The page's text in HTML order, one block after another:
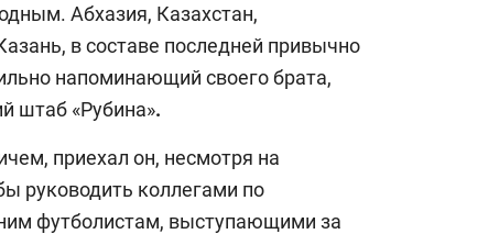
Абхазия, Казахстан,
в составе последней привычно
напоминающий своего брата,
штаб «Рубина».
приехал он, несмотря на
руководить коллегами по
футболистам, выступающими за